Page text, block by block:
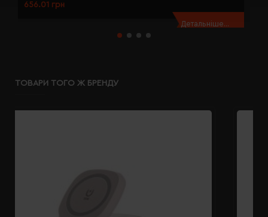
656.01 грн
Детальніше...
ТОВАРИ ТОГО Ж БРЕНДУ